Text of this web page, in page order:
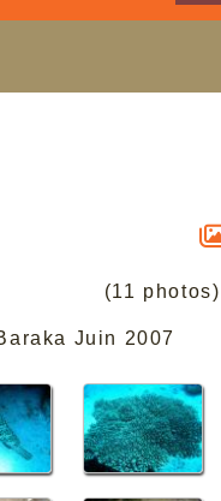
(11 photos)
Juin 2007